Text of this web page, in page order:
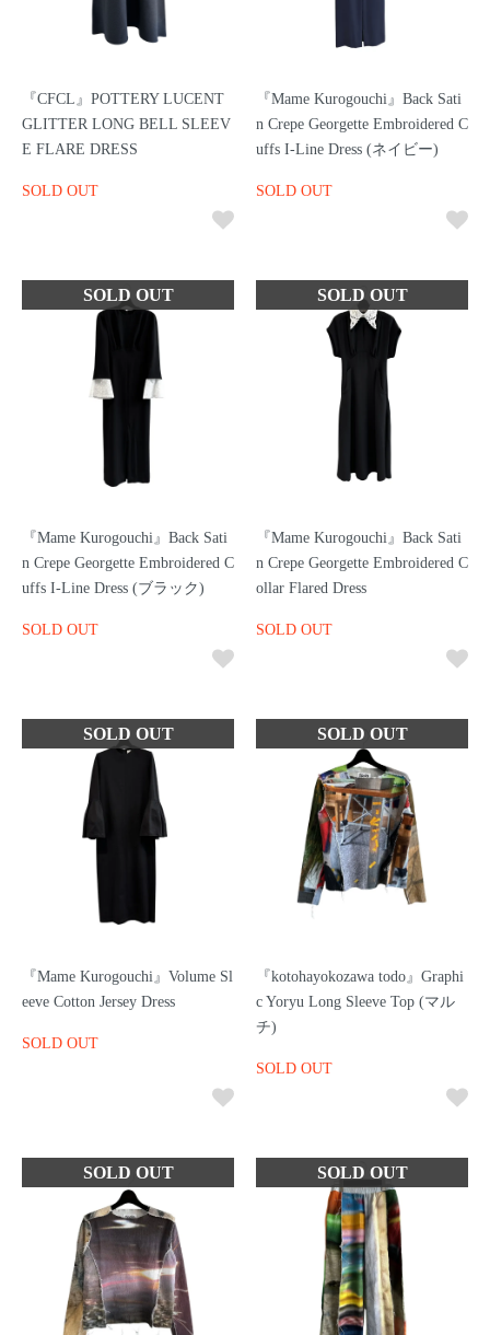
『CFCL』POTTERY LUCENT
GLITTER LONG BELL SLEEV
E FLARE DRESS
SOLD OUT
『Mame Kurogouchi』Back Sati
n Crepe Georgette Embroidered C
uffs I-Line Dress (ネイビー)
SOLD OUT
『Mame Kurogouchi』Back Sati
n Crepe Georgette Embroidered C
uffs I-Line Dress (ブラック)
SOLD OUT
『Mame Kurogouchi』Back Sati
n Crepe Georgette Embroidered C
ollar Flared Dress
SOLD OUT
『Mame Kurogouchi』Volume Sl
eeve Cotton Jersey Dress
SOLD OUT
『kotohayokozawa todo』Graphi
c Yoryu Long Sleeve Top (マル
チ)
SOLD OUT